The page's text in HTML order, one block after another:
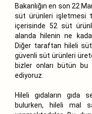
Bakanlığın en son 22
süt ürünleri işletmesi
içerisinde 52 süt
alanda hilenin ne
Diğer taraftan hileli süt
güvenli süt ürünleri
bizler onları bütün bu
ediyoruz.
Hileli gıdaların gıda
bulurken, hileli mal